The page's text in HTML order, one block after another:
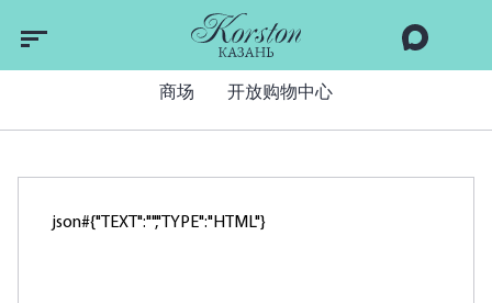
商场 开放购物中心
json#{"TEXT":"","TYPE":"HTML"}